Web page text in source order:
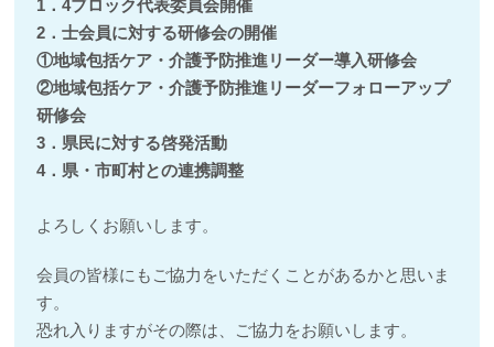
1．4ブロック代表委員会開催
2．士会員に対する研修会の開催
①地域包括ケア・介護予防推進リーダー導入研修会
②地域包括ケア・介護予防推進リーダーフォローアップ
研修会
3．県民に対する啓発活動
4．県・市町村との連携調整
よろしくお願いします。
会員の皆様にもご協力をいただくことがあるかと思いま
す。
恐れ入りますがその際は、ご協力をお願いします。